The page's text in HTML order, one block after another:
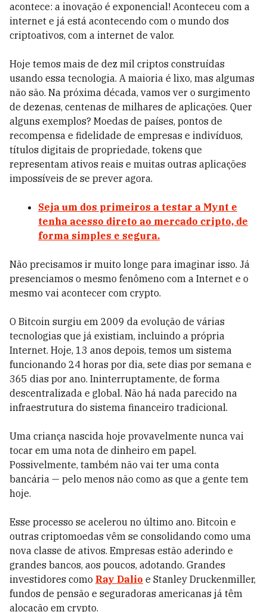
acontece: a inovação é exponencial! Aconteceu com a
internet e já está acontecendo com o mundo dos
criptoativos, com a internet de valor.
Hoje temos mais de dez mil criptos construídas
usando essa tecnologia. A maioria é lixo, mas algumas
não são. Na próxima década, vamos ver o surgimento
de dezenas, centenas de milhares de aplicações. Quer
alguns exemplos? Moedas de países, pontos de
recompensa e fidelidade de empresas e indivíduos,
títulos digitais de propriedade, tokens que
representam ativos reais e muitas outras aplicações
impossíveis de se prever agora.
Seja um dos primeiros a testar a Mynt e
tenha acesso direto ao mercado cripto, de
forma simples e segura.
Não precisamos ir muito longe para imaginar isso. Já
presenciamos o mesmo fenômeno com a Internet e o
mesmo vai acontecer com crypto.
O Bitcoin surgiu em 2009 da evolução de várias
tecnologias que já existiam, incluindo a própria
Internet. Hoje, 13 anos depois, temos um sistema
funcionando 24 horas por dia, sete dias por semana e
365 dias por ano. Ininterruptamente, de forma
descentralizada e global. Não há nada parecido na
infraestrutura do sistema financeiro tradicional.
Uma criança nascida hoje provavelmente nunca vai
tocar em uma nota de dinheiro em papel.
Possivelmente, também não vai ter uma conta
bancária — pelo menos não como as que a gente tem
hoje.
Esse processo se acelerou no último ano. Bitcoin e
outras criptomoedas vêm se consolidando como uma
nova classe de ativos. Empresas estão aderindo e
grandes bancos, aos poucos, adotando. Grandes
investidores como Ray Dalio e Stanley Druckenmiller,
fundos de pensão e seguradoras americanas já têm
alocação em crypto.